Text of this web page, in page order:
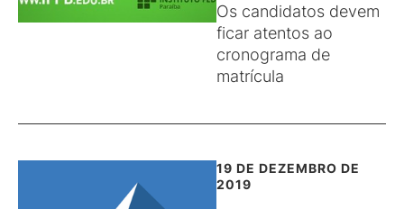
Os candidatos devem
ficar atentos ao
cronograma de
matrícula
19 DE DEZEMBRO DE
2019